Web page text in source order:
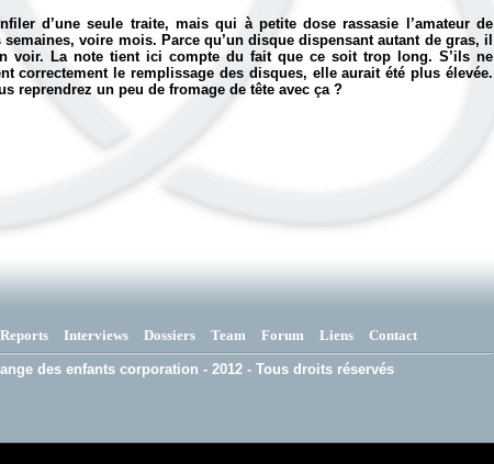
d’une seule traite, mais qui à petite dose rassasie l’amateur de
voire mois. Parce qu’un disque dispensant autant de gras, il
voir. La note tient ici compte du fait que ce soit trop long. S’ils ne
correctement le remplissage des disques, elle aurait été plus élevée.
reprendrez un peu de fromage de tête avec ça ?
Interviews Dossiers Team Forum Liens Contact
des enfants corporation - 2012 - Tous droits réservés